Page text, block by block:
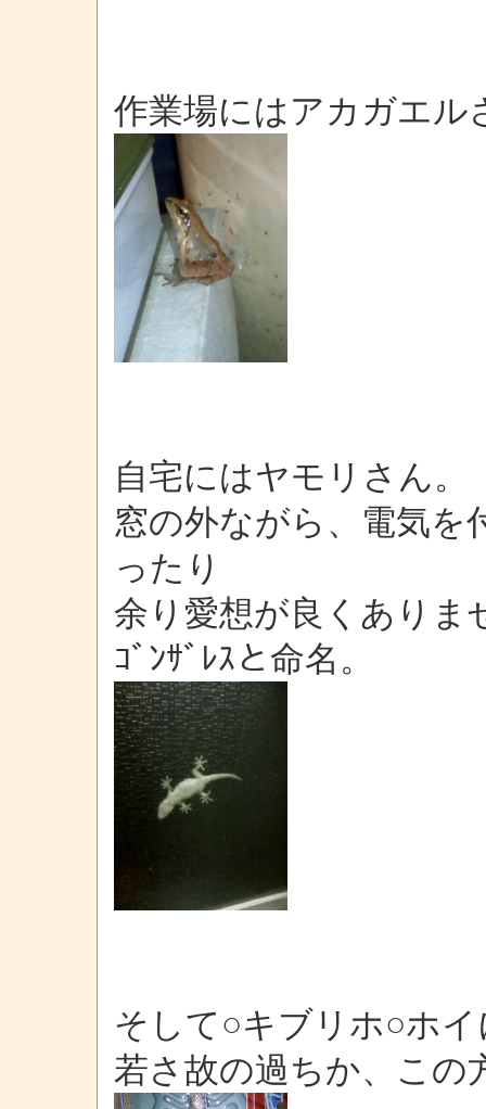
作業場にはアカガエル
自宅にはヤモリさん。
窓の外ながら、電気を
ったり
余り愛想が良くありま
ｺﾞﾝｻﾞﾚｽと命名。
そして○キブリホ○ホイ
若さ故の過ちか、この